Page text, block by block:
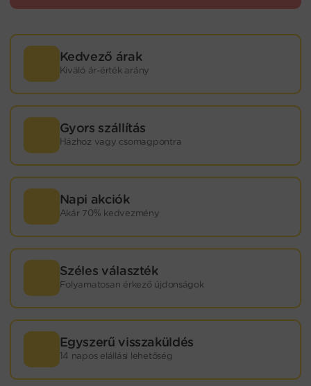
Kedvező árak
Kiváló ár-érték arány
Gyors szállítás
Házhoz vagy csomagpontra
Napi akciók
Akár 70% kedvezmény
Széles választék
Folyamatosan érkező újdonságok
Egyszerű visszaküldés
14 napos elállási lehetőség